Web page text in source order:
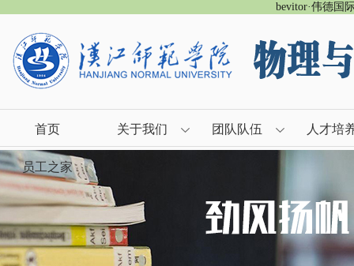
bevitor·伟德国
首页 关于我们 团队队伍 人才培
员工之家